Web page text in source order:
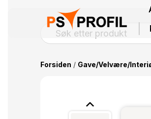
Forsiden / Gave/Velvære/